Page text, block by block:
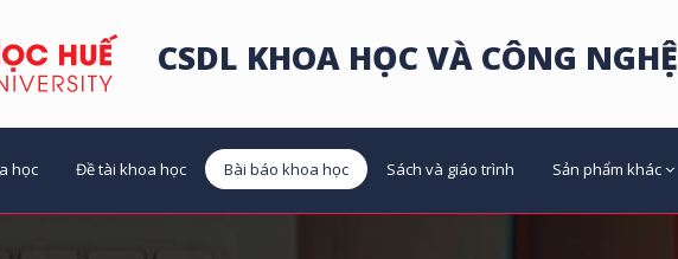
CSDL KHOA HỌC VÀ CÔNG NGHỆ
học Đề tài khoa học Bài báo khoa học Sách và giáo trình Sản phẩm khác